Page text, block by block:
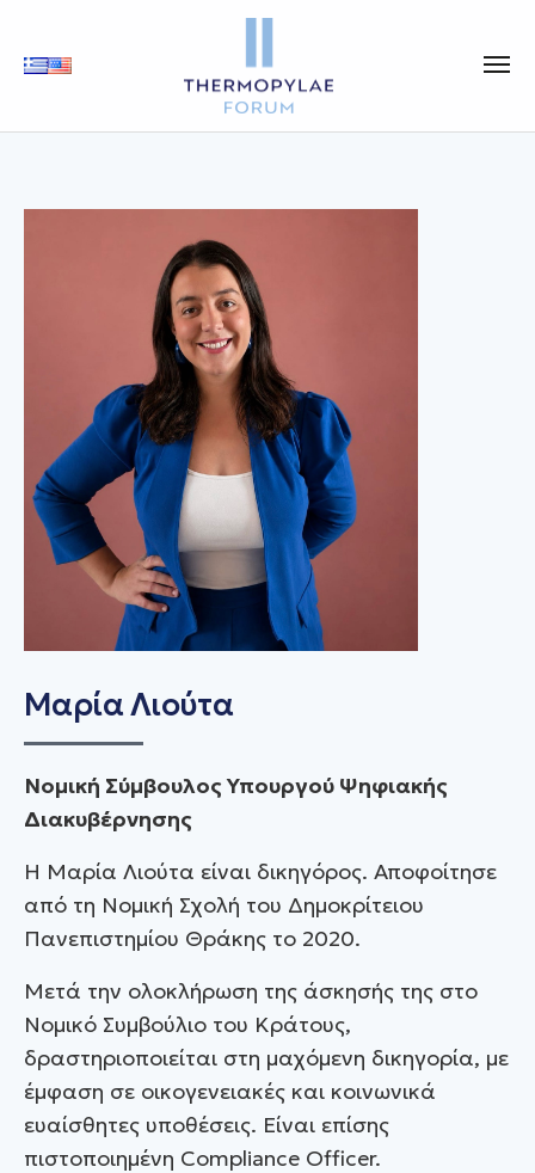
Μαρία Λιούτα
Νομική Σύμβουλος Υπουργού Ψηφιακής
Διακυβέρνησης
Η Μαρία Λιούτα είναι δικηγόρος. Αποφοίτησε
από τη Νομική Σχολή του Δημοκρίτειου
Πανεπιστημίου Θράκης το 2020.
Μετά την ολοκλήρωση της άσκησής της στο
Νομικό Συμβούλιο του Κράτους,
δραστηριοποιείται στη μαχόμενη δικηγορία, με
έμφαση σε οικογενειακές και κοινωνικά
ευαίσθητες υποθέσεις. Είναι επίσης
πιστοποιημένη Compliance Officer.